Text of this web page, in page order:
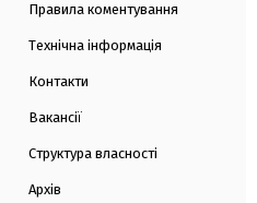
Правила коментування
Технічна інформація
Контакти
Вакансії
Структура власності
Архів